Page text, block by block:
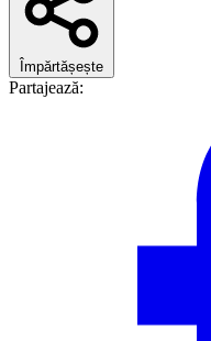
Împărtășește
Partajează: